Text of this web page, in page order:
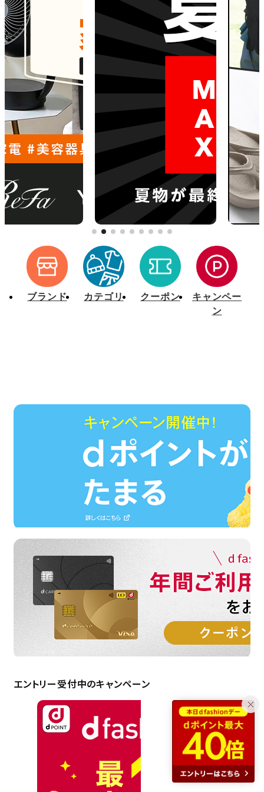
[5/18] システムメンテナンスの実施について
[4/27] GW期間の営業・配送について
[8/27]購入手続き時のパスキー認証の追加について
[8/6]お盆期間中の営業および配送についてのご案内
[7/15]dカード PLATINUM/GOLD クーポンのご利用について
[5/27]プライバシーポリシー改定について（6月24日）
[2/5]毎月0のつく日開催「d fashionデー」の特典内容変更のお知らせ（2025年3月10日～）
ブランド カテゴリ クーポン
キャンペー
ン
エントリー受付中のキャンペーン